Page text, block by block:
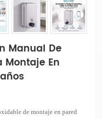
Manual De
Montaje En
de montaje en pared